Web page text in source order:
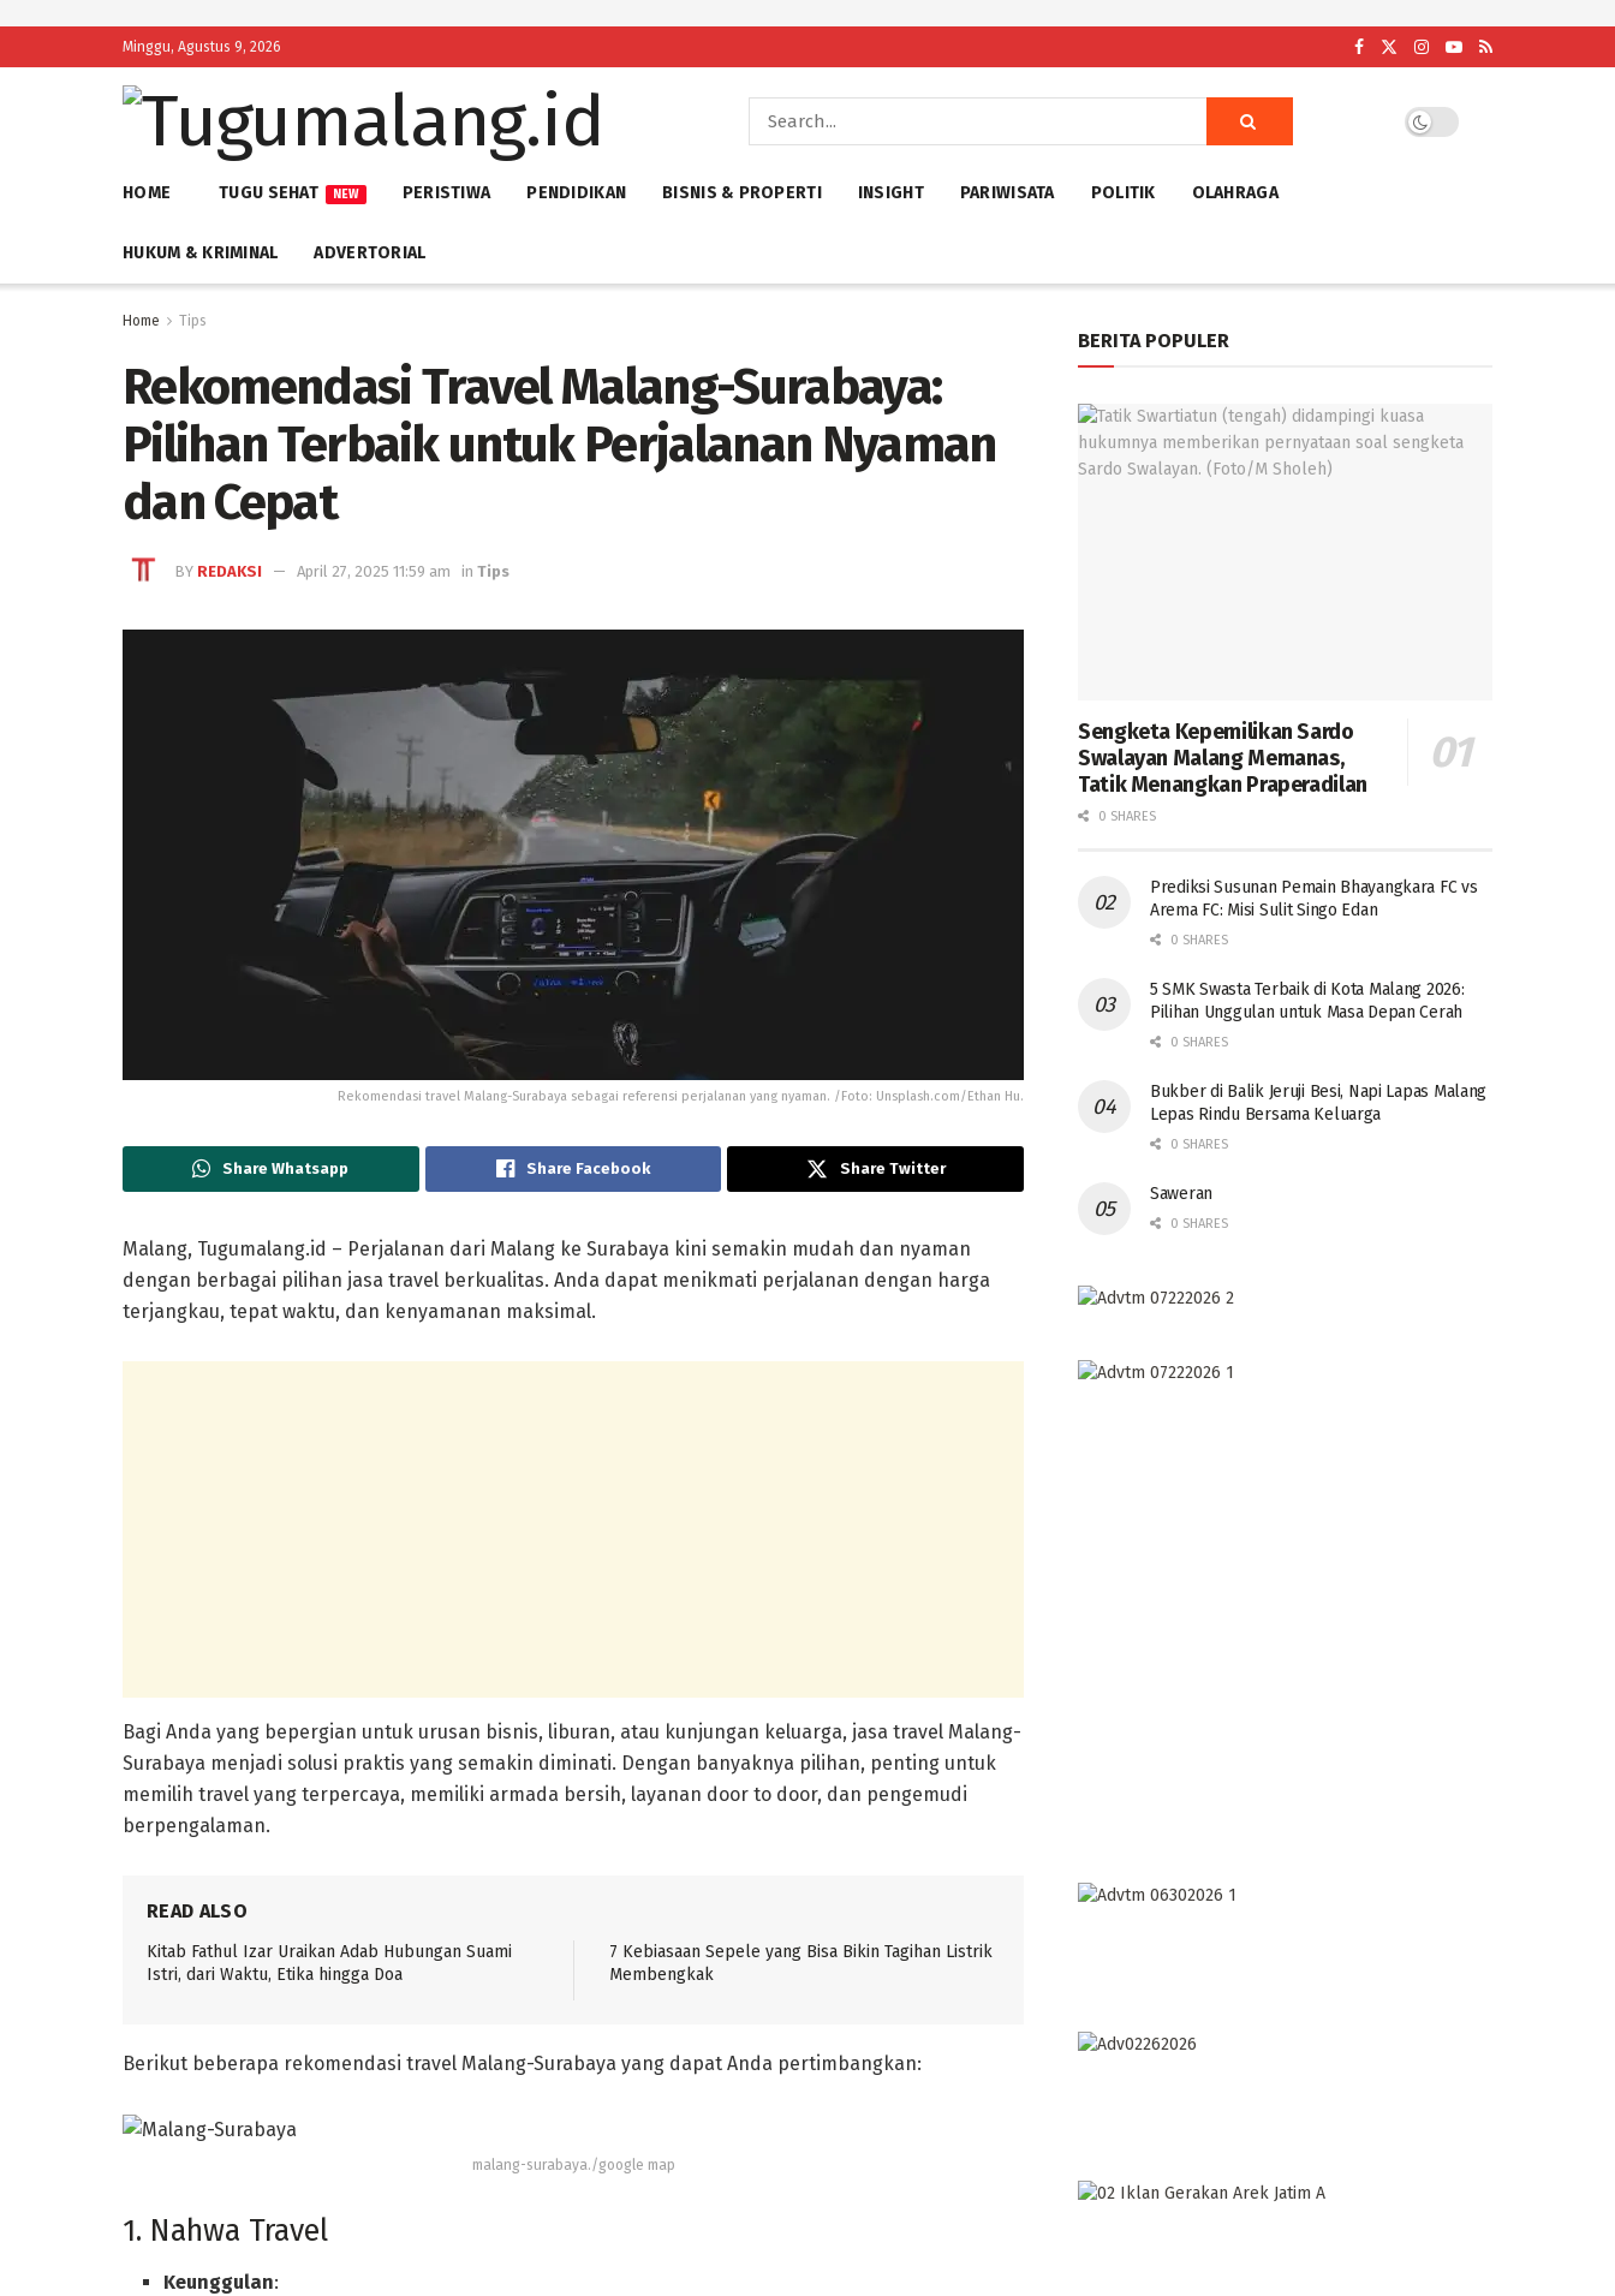
Minggu, Agustus 9, 2026
HOME TUGU SEHAT NEW PERISTIWA PENDIDIKAN BISNIS & PROPERTI INSIGHT PARIWISATA POLITIK OLAHRAGA
HUKUM & KRIMINAL ADVERTORIAL
Home Tips
Rekomendasi Travel Malang-Surabaya:
Pilihan Terbaik untuk Perjalanan Nyaman
dan Cepat
BY REDAKSI April 27, 2025 11:59 am in Tips
Rekomendasi travel Malang-Surabaya sebagai referensi perjalanan yang nyaman. /Foto: Unsplash.com/Ethan Hu.
Share Whatsapp Share Facebook Share Twitter
Malang, Tugumalang.id – Perjalanan dari Malang ke Surabaya kini semakin mudah dan nyaman
dengan berbagai pilihan jasa travel berkualitas. Anda dapat menikmati perjalanan dengan harga
terjangkau, tepat waktu, dan kenyamanan maksimal.
Bagi Anda yang bepergian untuk urusan bisnis, liburan, atau kunjungan keluarga, jasa travel Malang-
Surabaya menjadi solusi praktis yang semakin diminati. Dengan banyaknya pilihan, penting untuk
memilih travel yang terpercaya, memiliki armada bersih, layanan door to door, dan pengemudi
berpengalaman.
READ ALSO
Kitab Fathul Izar Uraikan Adab Hubungan Suami
Istri, dari Waktu, Etika hingga Doa
7 Kebiasaan Sepele yang Bisa Bikin Tagihan Listrik
Membengkak
Berikut beberapa rekomendasi travel Malang-Surabaya yang dapat Anda pertimbangkan:
malang-surabaya./google map
1. Nahwa Travel
Keunggulan:
BERITA POPULER
Sengketa Kepemilikan Sardo
Swalayan Malang Memanas,
Tatik Menangkan Praperadilan
0 SHARES
Prediksi Susunan Pemain Bhayangkara FC vs
Arema FC: Misi Sulit Singo Edan
0 SHARES
5 SMK Swasta Terbaik di Kota Malang 2026:
Pilihan Unggulan untuk Masa Depan Cerah
0 SHARES
Bukber di Balik Jeruji Besi, Napi Lapas Malang
Lepas Rindu Bersama Keluarga
0 SHARES
Saweran
0 SHARES